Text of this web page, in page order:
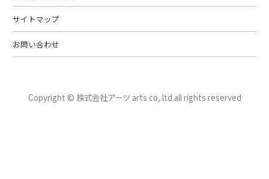
サイトマップ
お問い合わせ
Copyright © 株式会社アーツ arts co,.ltd.all rights reserved